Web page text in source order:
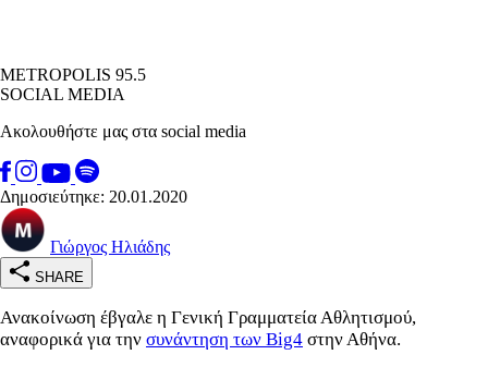
METROPOLIS 95.5
SOCIAL MEDIA
Ακολουθήστε μας στα social media
Δημοσιεύτηκε: 20.01.2020
Γιώργος Ηλιάδης
SHARE
Ανακοίνωση έβγαλε η Γενική Γραμματεία Αθλητισμού,
αναφορικά για την συνάντηση των Big4 στην Αθήνα.